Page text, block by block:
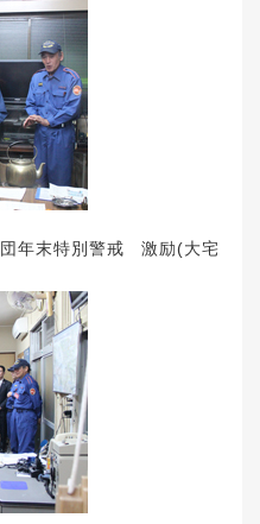
年末特別警戒 激励(大宅